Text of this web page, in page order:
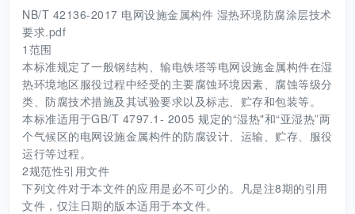
NB/T 42136-2017 电网设施金属构件 湿热环境防腐涂层技术
要求.pdf
1范围
本标准规定了一般钢结构、输电铁塔等电网设施金属构件在湿
热环境地区服役过程中经受的主要腐蚀环境因素、腐蚀等级分
类、防腐技术措施及其试验要求以及标志、贮存和包装等。
本标准适用于GB/T 4797.1- 2005 规定的“湿热"和“亚湿热”两
个气候区的电网设施金属构件的防腐设计、运输、贮存、服役
运行等过程。
2规范性引用文件
下列文件对于本文件的应用是必不可少的。凡是注8期的引用
文件，仅注日期的版本适用于本文件。